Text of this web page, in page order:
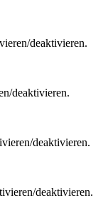
deaktivieren.
deaktivieren.
deaktivieren.
deaktivieren.